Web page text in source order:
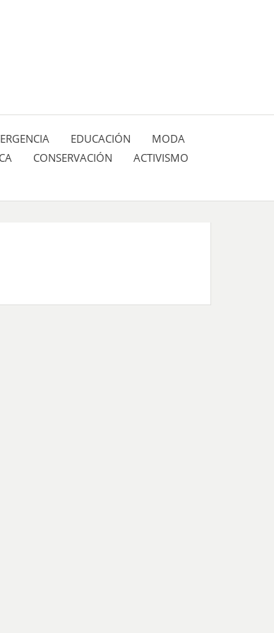
DE:
EDUCACIÓN
MODA
CONSERVACIÓN
ACTIVISMO